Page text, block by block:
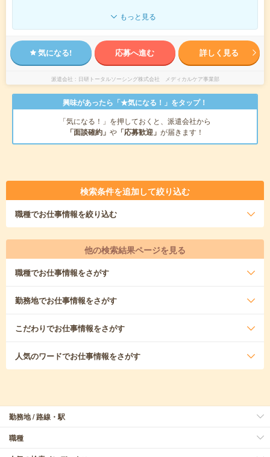
もっと見る
気になる! 応募へ進む 詳しく見る
派遣会社 日研トータルソーシング株式会社 メディカルケア事業部
興味があったら「★気になる！」をタップ！
「気になる！」を押しておくと、派遣会社から
「面談確約」 や 「応募歓迎」 が届きます！
検索条件を追加して絞り込む
職種でお仕事情報を絞り込む
他の検索結果ページを見る
職種でお仕事情報をさがす
勤務地でお仕事情報をさがす
こだわりでお仕事情報をさがす
人気のワードでお仕事情報をさがす
勤務地 / 路線・駅
職種